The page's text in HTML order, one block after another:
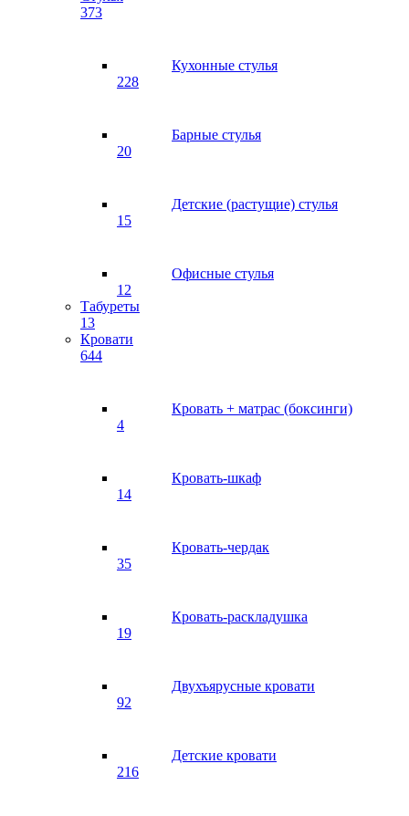
373
Кухонные стулья
228
Барные стулья
20
Детские (растущие) стулья
15
Офисные стулья
12
Табуреты
13
Кровати
644
Кровать + матрас (боксинги)
4
Кровать-шкаф
14
Кровать-чердак
35
Кровать-раскладушка
19
Двухъярусные кровати
92
Детские кровати
216